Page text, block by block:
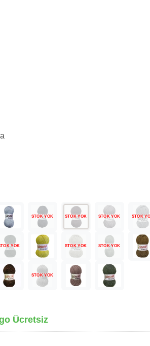
STOK YOK STOK YOK STOK YOK STOK
YOK STOK YOK STOK YOK
STOK YOK
Ücretsiz